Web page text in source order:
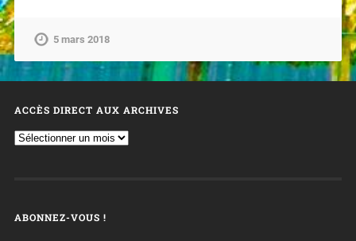
5 mars 2018
ACCÈS DIRECT AUX ARCHIVES
ABONNEZ-VOUS !